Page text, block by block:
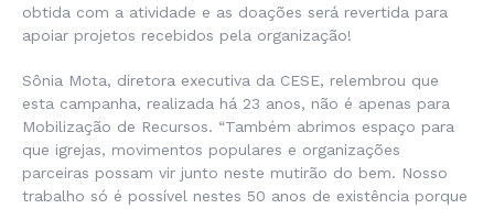
obtida com a atividade e as doações será revertida para
apoiar projetos recebidos pela organização!
Sônia Mota, diretora executiva da CESE, relembrou que
esta campanha, realizada há 23 anos, não é apenas para
Mobilização de Recursos. “Também abrimos espaço para
que igrejas, movimentos populares e organizações
parceiras possam vir junto neste mutirão do bem. Nosso
trabalho só é possível nestes 50 anos de existência porque